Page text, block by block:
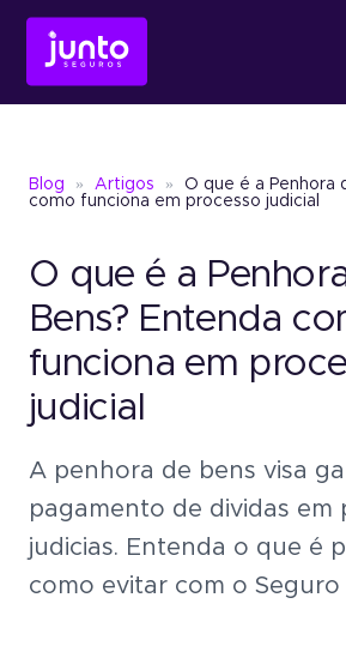
Seguro
garantia
Seguro
Economia
Produtos
Conheça o Fiança
Conheça oSeguro
Seguro GarantiaJudicial
Um jeito simples de oferecer
sem bloquear recursos.
Atendimento
Sobre a Junto
Blog
Blog » Artigos »
O que é a Penhora
como funciona em processo judicial
O que é a
Bens? Entenda
funciona em
judicial
A penhora de bens visa
pagamento de dividas em
judicias. Entenda o que é
como evitar com o Seguro